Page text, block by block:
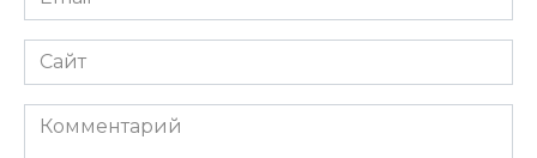
*
Сайт
Комментарий